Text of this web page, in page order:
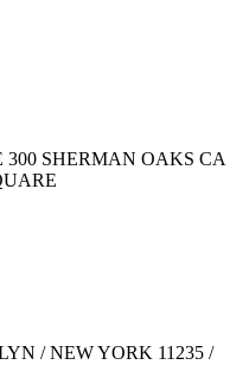
300 SHERMAN OAKS CA
/ NEW YORK 11235 /